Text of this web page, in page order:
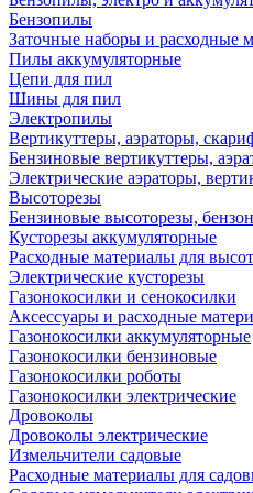
Бензопилы
Заточные наборы и расходные
Пилы аккумуляторные
Цепи для пил
Шины для пил
Электропилы
Вертикуттеры, аэраторы,
Бензиновые вертикуттеры,
Электрические аэраторы,
Высоторезы
Бензиновые высоторезы,
Кусторезы аккумуляторные
Расходные материалы для
Электрические кусторезы
Газонокосилки и сенокосилки
Аксессуары и расходные
Газонокосилки аккумуляторные
Газонокосилки бензиновые
Газонокосилки роботы
Газонокосилки электрические
Дровоколы
Дровоколы электрические
Измельчители садовые
Расходные материалы для